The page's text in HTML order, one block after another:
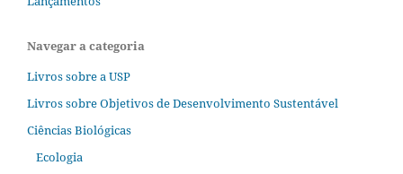
Navegar a categoria
Livros sobre a USP
Livros sobre Objetivos de Desenvolvimento Sustentável
Ciências Biológicas
Ecologia